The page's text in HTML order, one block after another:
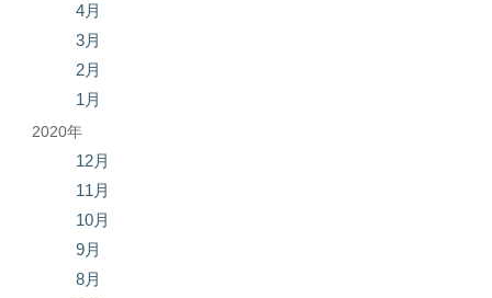
4月
3月
2月
1月
2020年
12月
11月
10月
9月
8月